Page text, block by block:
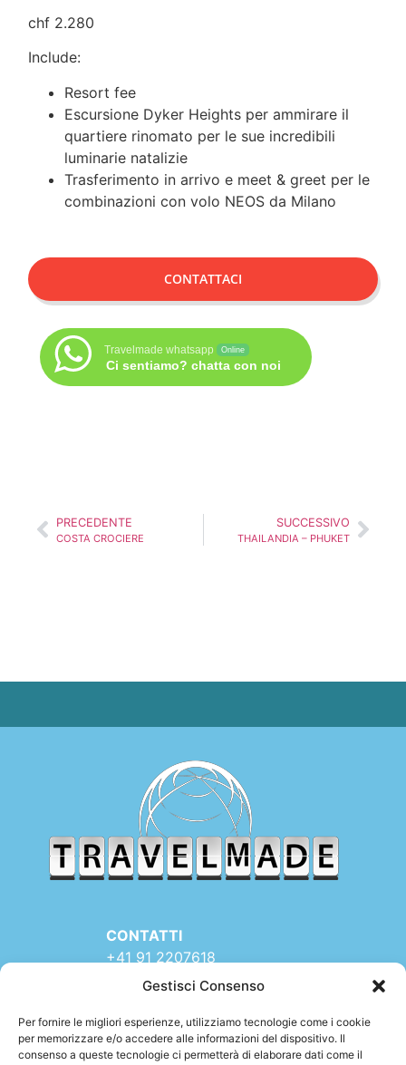
Gestisci Consenso
Per fornire le migliori esperienze, utilizziamo tecnologie come i cookie
per memorizzare e/o accedere alle informazioni del dispositivo. Il
consenso a queste tecnologie ci permetterà di elaborare dati come il
chf 2.280
Include:
Resort fee
Escursione Dyker Heights per ammirare il
quartiere rinomato per le sue incredibili
luminarie natalizie
Trasferimento in arrivo e meet & greet per le
combinazioni con volo NEOS da Milano
CONTATTACI
Travelmade whatsapp Online
Ci sentiamo? chatta con noi
PRECEDENTE
COSTA CROCIERE
SUCCESSIVO
THAILANDIA – PHUKET
TRAVELMADE – SEDE:
CONTATTI
+41 91 2207618
+41 77 9662971